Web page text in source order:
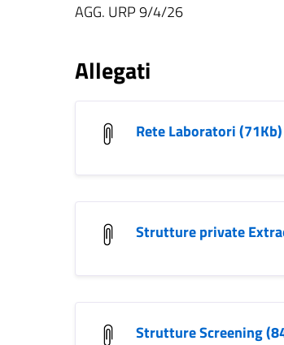
AGG. URP 9/4/26
Allegati
Rete Laboratori (71Kb)
Strutture private
Strutture Screening